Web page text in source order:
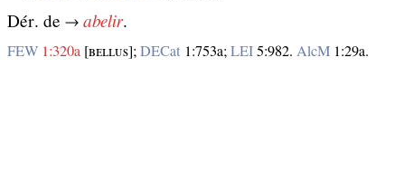
Dér. de → abelir.
FEW 1:320a [ʙᴇʟʟᴜѕ]; DECat 1:753a; LEI 5:982. AlcM 1:29a.